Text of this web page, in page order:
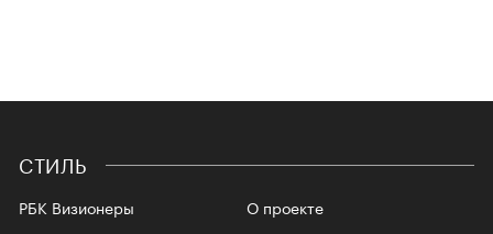
СТИЛЬ
РБК Визионеры
О проекте